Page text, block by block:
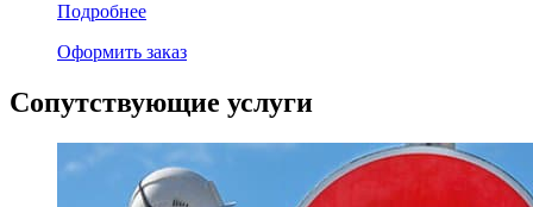
Подробнее
Оформить заказ
Сопутствующие услуги